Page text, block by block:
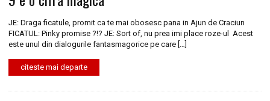
JE: Draga ficatule, promit ca te mai obosesc pana in Ajun de Craciun
FICATUL: Pinky promise ?!? JE: Sort of, nu prea imi place roze-ul Acest
este unul din dialogurile fantasmagorice pe care […]
citeste mai departe